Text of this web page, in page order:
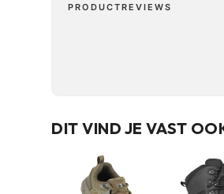
PRODUCTREVIEWS
DIT VIND JE VAST